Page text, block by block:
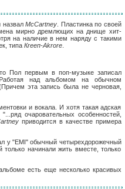
назвал McCartney . Пластинка по своей
мирно дремлющих на днище хит-
на наличие в нем наряду с такими
типа Кrееп-Akrore.
Пол первым в поп-музыке записал
над альбомом на обычном
эта запись была не черновая,
и вокала. И хотя такая адская
очаровательных особенностей,
приводится в качестве примера
у "EMI" обычный четырехдорожечный
начинали жить вместе, только
есть еще несколько красивых